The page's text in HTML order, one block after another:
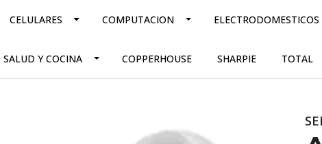
CELULARES COMPUTACION ELECTRODOMESTICOS
SALUD Y COCINA COPPERHOUSE SHARPIE TOTAL